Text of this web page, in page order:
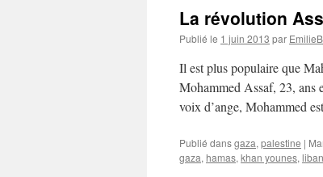
La révolution
Publié le 1 juin 2013 par EmilieB
Il est plus populaire que
Mohammed Assaf, 23, ans
voix d’ange, Mohammed
Publié dansgaza, palestine |
gaza, hamas, khan younes, liban